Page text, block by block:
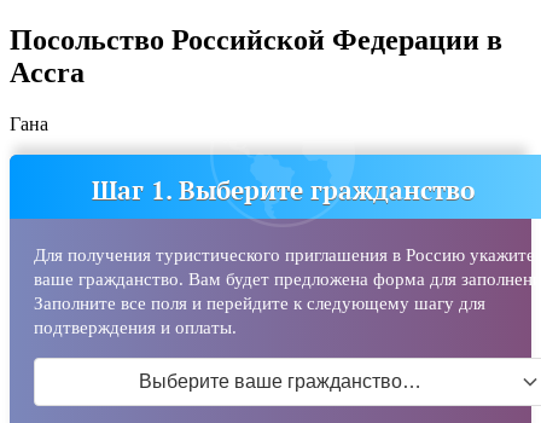
Посольство Российской Федерации в
Accra
Гана
Шаг 1. Выберите гражданство
Для получения туристического приглашения в Россию укажите
ваше гражданство. Вам будет предложена форма для
Заполните все поля и перейдите к следующему шагу для
подтверждения и оплаты.
Выберите ваше гражданство…